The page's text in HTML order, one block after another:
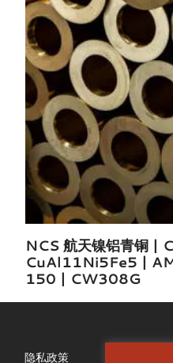
NCS 航天镍铝青铜 |
CuAl11Ni5Fe5 |
150 | CW308G
隐私政策